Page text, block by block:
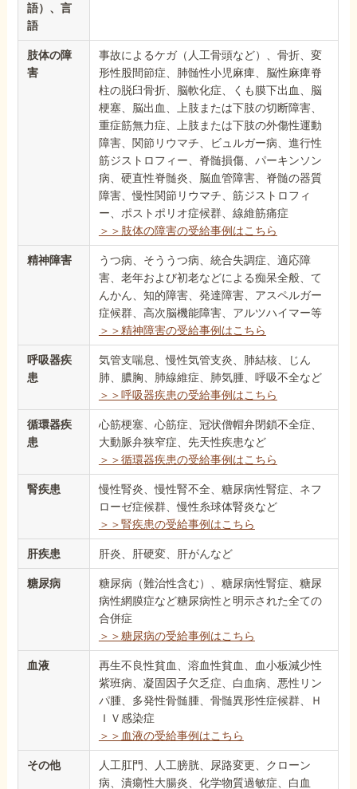
語）、言
語
肢体の障
害
事故によるケガ（人工骨頭など）、骨折、変
形性股間節症、肺髄性小児麻痺、脳性麻痺脊
柱の脱臼骨折、脳軟化症、くも膜下出血、脳
梗塞、脳出血、上肢または下肢の切断障害、
重症筋無力症、上肢または下肢の外傷性運動
障害、関節リウマチ、ビュルガー病、進行性
筋ジストロフィー、脊髄損傷、パーキンソン
病、硬直性脊髄炎、脳血管障害、脊髄の器質
障害、慢性関節リウマチ、筋ジストロフィ
ー、ポストポリオ症候群、線維筋痛症
＞＞肢体の障害の受給事例はこちら
精神障害
うつ病、そううつ病、統合失調症、適応障
害、老年および初老などによる痴呆全般、て
んかん、知的障害、発達障害、アスペルガー
症候群、高次脳機能障害、アルツハイマー等
＞＞精神障害の受給事例はこちら
呼吸器疾
患
気管支喘息、慢性気管支炎、肺結核、じん
肺、膿胸、肺線維症、肺気腫、呼吸不全など
＞＞呼吸器疾患の受給事例はこちら
循環器疾
患
心筋梗塞、心筋症、冠状僧帽弁閉鎖不全症、
大動脈弁狭窄症、先天性疾患など
＞＞循環器疾患の受給事例はこちら
腎疾患
慢性腎炎、慢性腎不全、糖尿病性腎症、ネフ
ローゼ症候群、慢性糸球体腎炎など
＞＞腎疾患の受給事例はこちら
肝疾患 肝炎、肝硬変、肝がんなど
糖尿病
糖尿病（難治性含む）、糖尿病性腎症、糖尿
病性網膜症など糖尿病性と明示された全ての
合併症
＞＞糖尿病の受給事例はこちら
血液
再生不良性貧血、溶血性貧血、血小板減少性
紫班病、凝固因子欠乏症、白血病、悪性リン
パ腫、多発性骨髄腫、骨髄異形性症候群、Ｈ
ＩＶ感染症
＞＞血液の受給事例はこちら
その他
人工肛門、人工膀胱、尿路変更、クローン
病、潰瘍性大腸炎、化学物質過敏症、白血